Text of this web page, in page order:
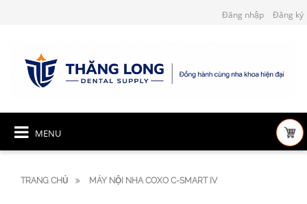
Đăng nhập Đăng ký
MENU
TRANG CHỦ MÁY NỘI NHA COXO C-SMART IV